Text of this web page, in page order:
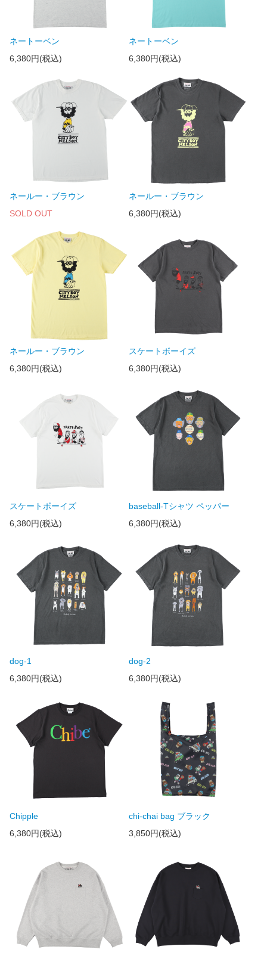
ネートーベン
6,380円(税込)
ネートーベン
6,380円(税込)
ネールー・ブラウン
SOLD OUT
ネールー・ブラウン
6,380円(税込)
ネールー・ブラウン
6,380円(税込)
スケートボーイズ
6,380円(税込)
スケートボーイズ
6,380円(税込)
baseball-Tシャツ ペッパー
6,380円(税込)
dog-1
6,380円(税込)
dog-2
6,380円(税込)
Chipple
6,380円(税込)
chi-chai bag ブラック
3,850円(税込)